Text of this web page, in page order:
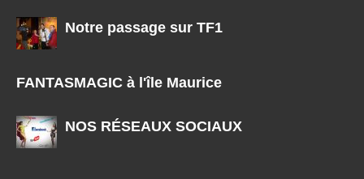
Notre passage sur TF1
FANTASMAGIC à l'île Maurice
NOS RÉSEAUX SOCIAUX